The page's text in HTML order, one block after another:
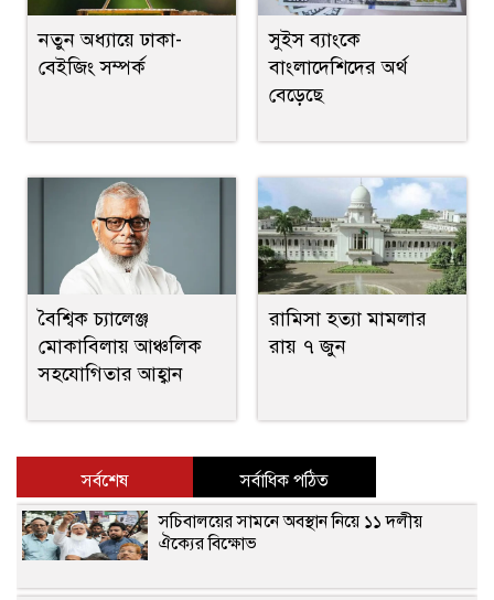
নতুন অধ্যায়ে ঢাকা-
বেইজিং সম্পর্ক
সুইস ব্যাংকে
বাংলাদেশিদের অর্থ
বেড়েছে
বৈশ্বিক চ্যালেঞ্জ
মোকাবিলায় আঞ্চলিক
সহযোগিতার আহ্বান
রামিসা হত্যা মামলার
রায় ৭ জুন
সর্বশেষ
সর্বাধিক পঠিত
সচিবালয়ের সামনে অবস্থান নিয়ে ১১ দলীয়
ঐক্যের বিক্ষোভ